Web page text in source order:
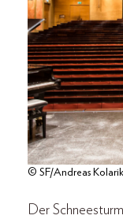
© SF/Andreas Kolarik
Der Schneesturm